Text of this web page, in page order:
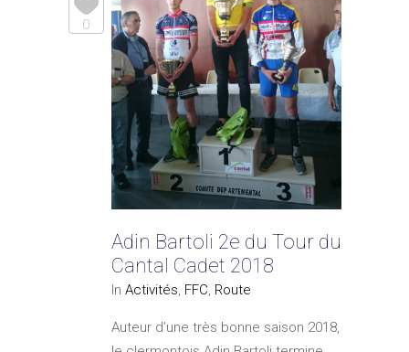
0
Adin Bartoli 2e du Tour du
Cantal Cadet 2018
In Activités, FFC, Route
Auteur d’une très bonne saison 2018,